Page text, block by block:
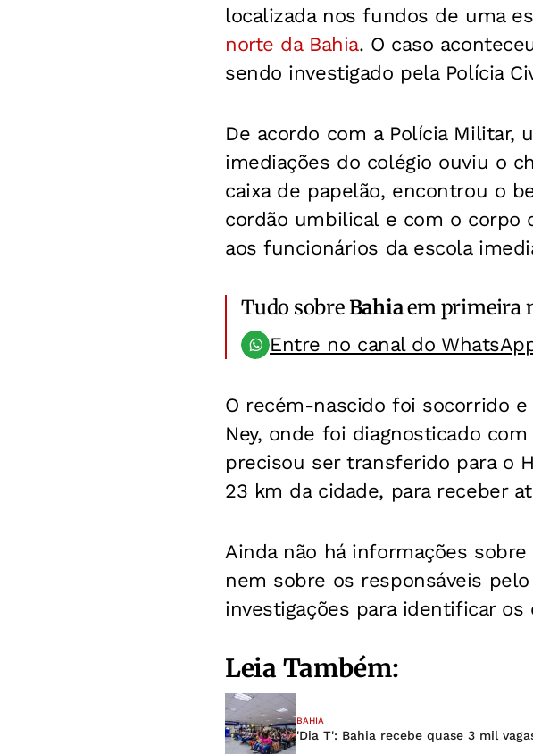
localizada nos fundos de uma
norte da Bahia. O caso
sendo investigado pela Polícia
De acordo com a Polícia Militar,
imediações do colégio ouviu o
caixa de papelão, encontrou o
cordão umbilical e com o corpo
aos funcionários da escola
Tudo sobreBahiaem primeira
Entre no canal do
O recém-nascido foi socorrido
Ney, onde foi diagnosticado
precisou ser transferido para o
23 km da cidade, para receber
Ainda não há informações
nem sobre os responsáveis
investigações para identificar os
Leia Também:
BAHIA
'Dia T': Bahia recebe quase 3 mil